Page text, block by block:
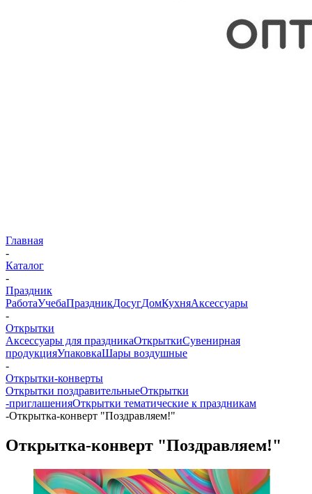
Главная
-
Каталог
-
Праздник
РаботаУчебаПраздникДосугДомКухняАксессуары
-
Открытки
Аксессуары для праздникаОткрыткиСувенирная
продукцияУпаковкаШары воздушные
-
Открытки-конверты
Открытки поздравительныеОткрытки
-приглашенияОткрытки тематические к праздникам
-Открытка-конверт "Поздравляем!"
Открытка-конверт "Поздравляем!"